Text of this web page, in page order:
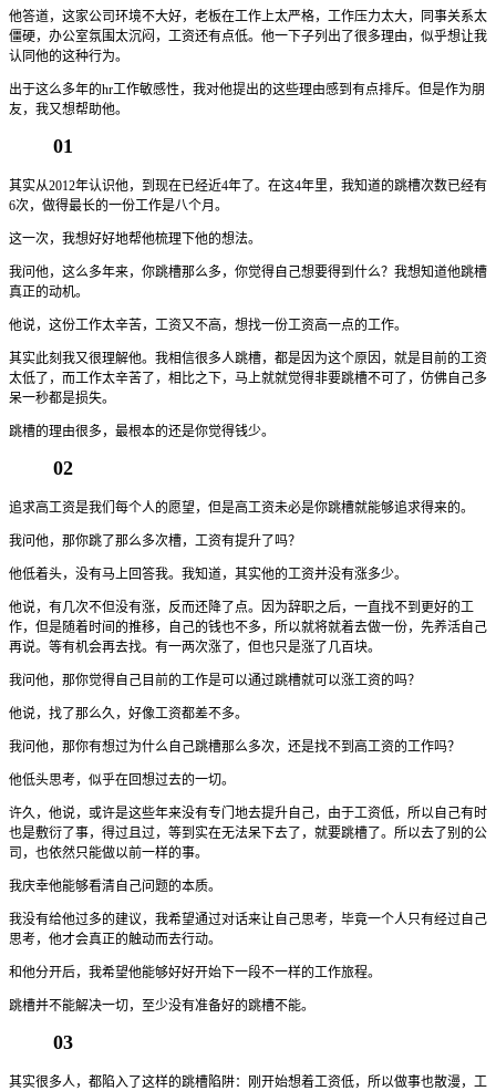
他答道，这家公司环境不大好，老板在工作上太严格，工作压力太大，同事关系太
僵硬，办公室氛围太沉闷，工资还有点低。他一下子列出了很多理由，似乎想让我
认同他的这种行为。
出于这么多年的hr工作敏感性，我对他提出的这些理由感到有点排斥。但是作为朋
友，我又想帮助他。
01
其实从2012年认识他，到现在已经近4年了。在这4年里，我知道的跳槽次数已经有
6次，做得最长的一份工作是八个月。
这一次，我想好好地帮他梳理下他的想法。
我问他，这么多年来，你跳槽那么多，你觉得自己想要得到什么？我想知道他跳槽
真正的动机。
他说，这份工作太辛苦，工资又不高，想找一份工资高一点的工作。
其实此刻我又很理解他。我相信很多人跳槽，都是因为这个原因，就是目前的工资
太低了，而工作太辛苦了，相比之下，马上就就觉得非要跳槽不可了，仿佛自己多
呆一秒都是损失。
跳槽的理由很多，最根本的还是你觉得钱少。
02
追求高工资是我们每个人的愿望，但是高工资未必是你跳槽就能够追求得来的。
我问他，那你跳了那么多次槽，工资有提升了吗？
他低着头，没有马上回答我。我知道，其实他的工资并没有涨多少。
他说，有几次不但没有涨，反而还降了点。因为辞职之后，一直找不到更好的工
作，但是随着时间的推移，自己的钱也不多，所以就将就着去做一份，先养活自己
再说。等有机会再去找。有一两次涨了，但也只是涨了几百块。
我问他，那你觉得自己目前的工作是可以通过跳槽就可以涨工资的吗？
他说，找了那么久，好像工资都差不多。
我问他，那你有想过为什么自己跳槽那么多次，还是找不到高工资的工作吗？
他低头思考，似乎在回想过去的一切。
许久，他说，或许是这些年来没有专门地去提升自己，由于工资低，所以自己有时
也是敷衍了事，得过且过，等到实在无法呆下去了，就要跳槽了。所以去了别的公
司，也依然只能做以前一样的事。
我庆幸他能够看清自己问题的本质。
我没有给他过多的建议，我希望通过对话来让自己思考，毕竟一个人只有经过自己
思考，他才会真正的触动而去行动。
和他分开后，我希望他能够好好开始下一段不一样的工作旅程。
跳槽并不能解决一切，至少没有准备好的跳槽不能。
03
其实很多人，都陷入了这样的跳槽陷阱：刚开始想着工资低，所以做事也散漫，工